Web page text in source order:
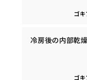
ゴキ
冷房後の内部乾
ゴキ